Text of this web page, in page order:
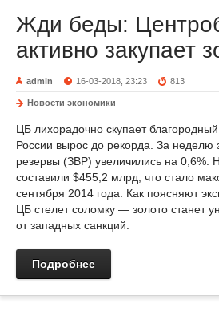
Жди беды:
активно закупает
admin 16-03-2018, 23:23 813
Новости экономики
ЦБ лихорадочно скупает
России вырос до рекорда. За неделю
резервы (ЗВР) увеличились на 0,6%.
составили $455,2 млрд, что стало
сентября 2014 года. Как поясняют
ЦБ стелет соломку — золото станет
от западных санкций.
Подробнее